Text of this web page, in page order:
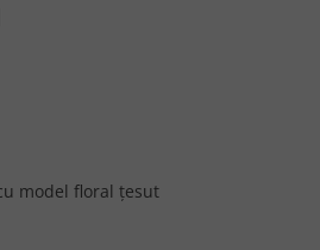
model floral țesut